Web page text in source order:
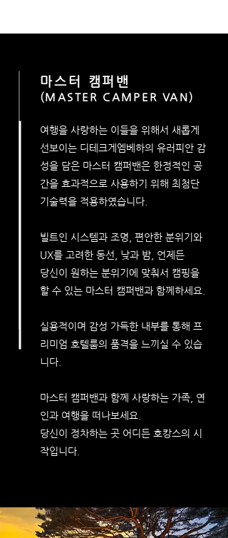
마스터 캠퍼밴
(MASTER CAMPER VAN)
여행을 사랑하는 이들을 위해서 새롭게
선보이는 디테크게엠베하의 유러피안 감
성을 담은 마스터 캠퍼밴은 한정적인 공
간을 효과적으로 사용하기 위해 최첨단
기술력을 적용하였습니다.
빌트인 시스템과 조명, 편안한 분위기와
UX를 고려한 동선, 낮과 밤, ​언제든
당신이 원하는 분위기에 맞춰서 캠핑을
할 수 있는 마스터 캠퍼밴과 함께하세요.
실용적이며 감성 가득한 내부를 통해 프
리미엄 호텔룸의 품격을 느끼실 수 있습
니다.
마스터 캠퍼밴과 함께 사랑하는 가족, 연
인과 여행을 떠나보세요.
당신이 정차하는 곳 어디든 호캉스의 시
작입니다.